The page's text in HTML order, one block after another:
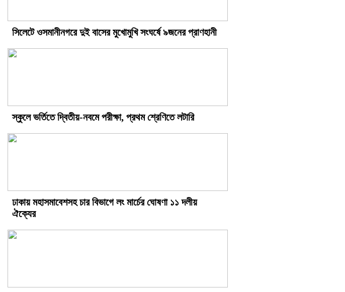
সিলেটে ওসমানীনগরে দুই বাসের মুখোমুখি সংঘর্ষে ৯জনের প্রাণহানী
স্কুলে ভর্তিতে দ্বিতীয়-নবমে পরীক্ষা, প্রথম শ্রেণিতে লটারি
ঢাকায় মহাসমাবেশসহ চার বিভাগে লং মার্চের ঘোষণা ১১ দলীয়
ঐক্যের